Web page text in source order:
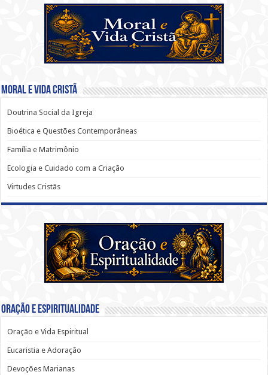
Moral e Vida Cristã
Doutrina Social da Igreja
Bioética e Questões Contemporâneas
Família e Matrimônio
Ecologia e Cuidado com a Criação
Virtudes Cristãs
Oração e Espiritualidade
Oração e Vida Espiritual
Eucaristia e Adoração
Devoções Marianas